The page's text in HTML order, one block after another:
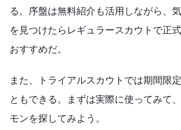
る。序盤は無料紹介も活用しながら、
を見つけたらレギュラースカウトで正
おすすめだ。
また、トライアルスカウトでは期間限
ともできる。まずは実際に使ってみて
モンを探してみよう。